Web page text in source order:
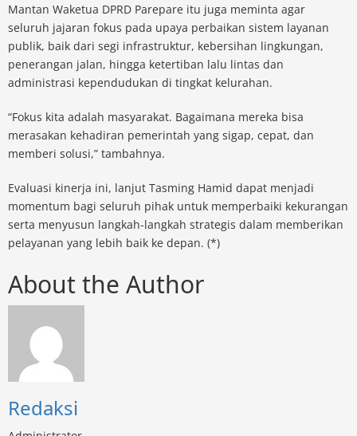
Mantan Waketua DPRD Parepare itu juga meminta agar
seluruh jajaran fokus pada upaya perbaikan sistem layanan
publik, baik dari segi infrastruktur, kebersihan lingkungan,
penerangan jalan, hingga ketertiban lalu lintas dan
administrasi kependudukan di tingkat kelurahan.
“Fokus kita adalah masyarakat. Bagaimana mereka bisa
merasakan kehadiran pemerintah yang sigap, cepat, dan
memberi solusi,” tambahnya.
Evaluasi kinerja ini, lanjut Tasming Hamid dapat menjadi
momentum bagi seluruh pihak untuk memperbaiki kekurangan
serta menyusun langkah-langkah strategis dalam memberikan
pelayanan yang lebih baik ke depan. (*)
About the Author
Redaksi